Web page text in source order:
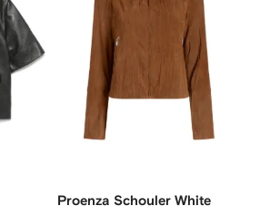
Proenza Schouler White